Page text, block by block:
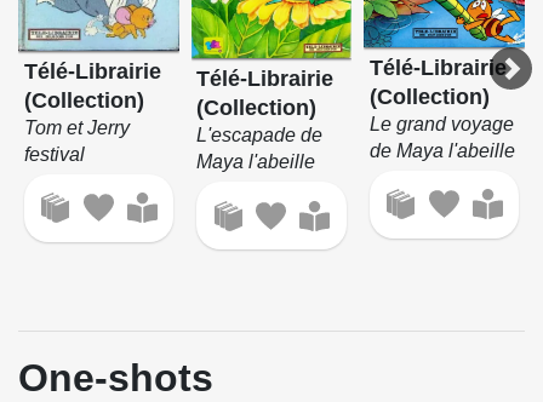
Télé-Librairie
(Collection)
Tom et Jerry
festival
Télé-Librairie
(Collection)
L'escapade de
Maya l'abeille
Télé-Librairie
(Collection)
Le grand voyage
de Maya l'abeille
One-shots